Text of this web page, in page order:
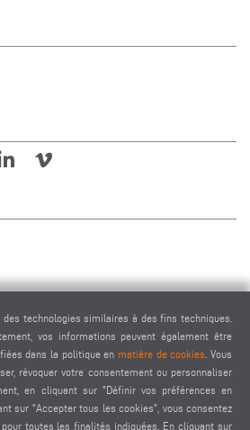
technologies similaires à des fins techniques.
vos informations peuvent également être
dans la politique en matière de cookies . Vous
révoquer votre consentement ou personnaliser
en cliquant sur "Définir vos préférences en
sur "Accepter tous les cookies", vous consentez
toutes les finalités indiquées. En cliquant sur